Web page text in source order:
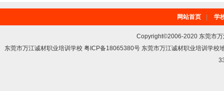
网站首页 学
Copyright©2006-2020 东莞市
东莞市万江诚材职业培训学校 粤ICP备18065380号 东莞市万江诚材职业培训学